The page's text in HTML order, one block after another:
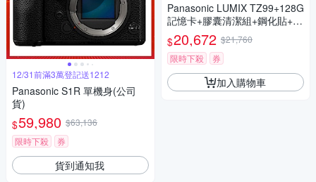
12/31前滿3萬登記送1212
Panasonic S1R 單機身(公司
貨)
$59,980 $63,136
限時下殺
券
貨到通知我
Panasonic LUMIX TZ99+128G
記憶卡+膠囊清潔組+鋼化貼+水
晶保護鏡+2614相機包+NITEC
ORE BB nano 迷你電動氣吹
(公司貨)
$20,672 $21,760
限時下殺
券
加入購物車